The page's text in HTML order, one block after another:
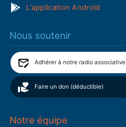
L'application Android
Nous soutenir
Adhérer à notre radio associative
Faire un don (déductible)
Notre équipe